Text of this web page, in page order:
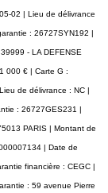
02 | Lieu de délivrance
: 26727SYN192 |
- LA DEFENSE
000 € | Carte G :
de délivrance : NC |
: 26727GES231 |
PARIS | Montant de
| Date de
financière : CEGC |
: 59 avenue Pierre